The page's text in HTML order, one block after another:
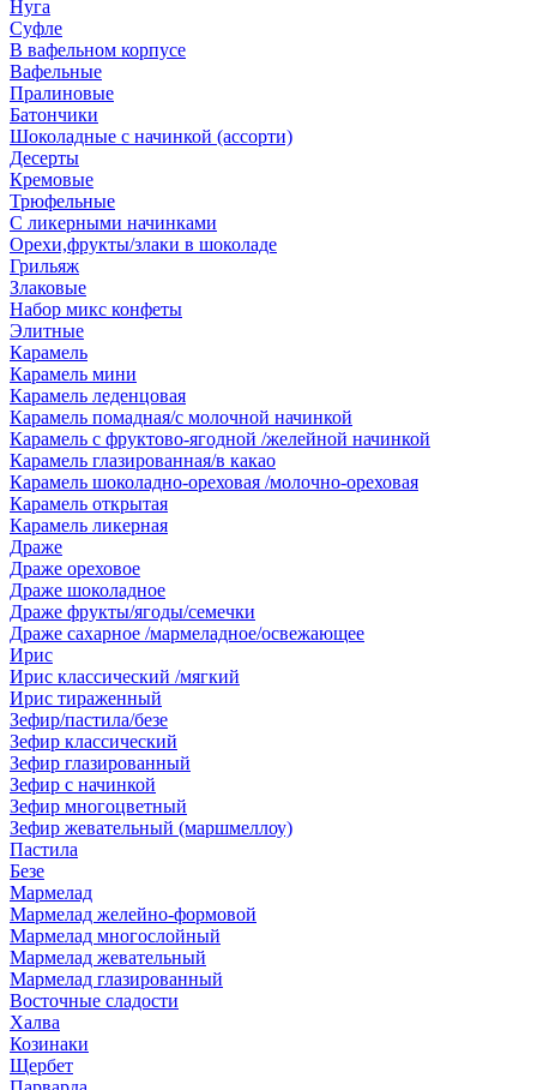
Нуга
Суфле
В вафельном корпусе
Вафельные
Пралиновые
Батончики
Шоколадные с начинкой (ассорти)
Десерты
Кремовые
Трюфельные
С ликерными начинками
Орехи,фрукты/злаки в шоколаде
Грильяж
Злаковые
Набор микс конфеты
Элитные
Карамель
Карамель мини
Карамель леденцовая
Карамель помадная/с молочной начинкой
Карамель с фруктово-ягодной /желейной начинкой
Карамель глазированная/в какао
Карамель шоколадно-ореховая /молочно-ореховая
Карамель открытая
Карамель ликерная
Драже
Драже ореховое
Драже шоколадное
Драже фрукты/ягоды/семечки
Драже сахарное /мармеладное/освежающее
Ирис
Ирис классический /мягкий
Ирис тираженный
Зефир/пастила/безе
Зефир классический
Зефир глазированный
Зефир с начинкой
Зефир многоцветный
Зефир жевательный (маршмеллоу)
Пастила
Безе
Мармелад
Мармелад желейно-формовой
Мармелад многослойный
Мармелад жевательный
Мармелад глазированный
Восточные сладости
Халва
Козинаки
Щербет